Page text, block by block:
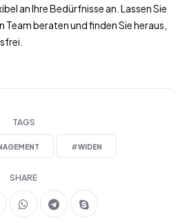
an Ihre Bedürfnisse an. Lassen Sie
beraten und finden Sie heraus,
TAGS
#WIDEN
SHARE